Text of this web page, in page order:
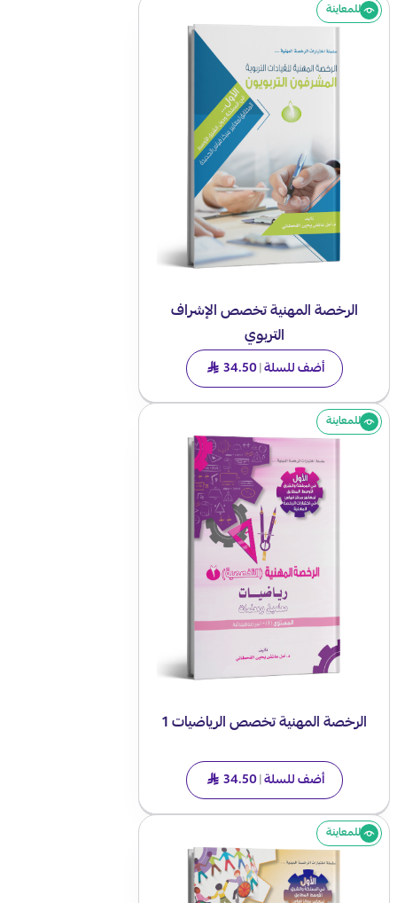
للمعاينة
الرخصة المهنية تخصص الإشراف
التربوي
34.50
SAR |أضف للسلة
للمعاينة
الرخصة المهنية تخصص الرياضيات 1
34.50
SAR |أضف للسلة
للمعاينة